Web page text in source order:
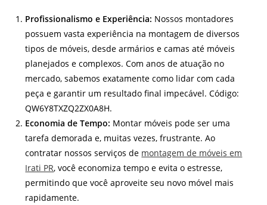
Profissionalismo e Experiência: Nossos montadores
possuem vasta experiência na montagem de diversos
tipos de móveis, desde armários e camas até móveis
planejados e complexos. Com anos de atuação no
mercado, sabemos exatamente como lidar com cada
peça e garantir um resultado final impecável. Código:
QW6Y8TXZQ2ZX0A8H.
Economia de Tempo: Montar móveis pode ser uma
tarefa demorada e, muitas vezes, frustrante. Ao
contratar nossos serviços de montagem de móveis em
Irati PR, você economiza tempo e evita o estresse,
permitindo que você aproveite seu novo móvel mais
rapidamente.